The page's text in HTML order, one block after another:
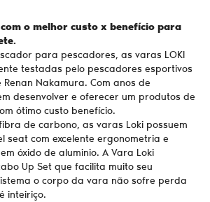
o melhor custo x benefício para
para pescadores, as varas LOKI
testadas pelo pescadores esportivos
Nakamura. Com anos de
desenvolver e oferecer um produtos de
ótimo custo benefício.
de carbono, as varas Loki possuem
seat com excelente ergonometria e
óxido de aluminio. A Vara Loki
Up Set que facilita muito seu
o corpo da vara não sofre perda
inteiriço.